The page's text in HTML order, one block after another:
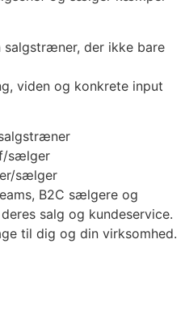
salgstræner, der ikke bare
viden og konkrete input
sælger
sælger
B2C sælgere og
salg og kundeservice.
til dig og din virksomhed.